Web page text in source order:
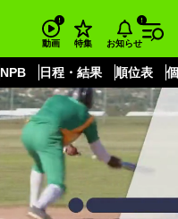
動画 特集 お知らせ
NPB 日程・結果 順位表
もっと見る